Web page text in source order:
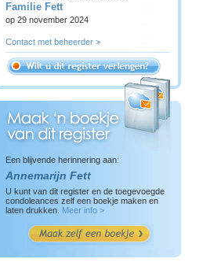
Familie Fett
op 29 november 2024
Contact met beheerder >
Een blijvende herinnering aan:
Annemarijn Fett
U kunt van dit register en de toegevoegde
condoleances zelf een boekje maken en
laten drukken.
Meer info >